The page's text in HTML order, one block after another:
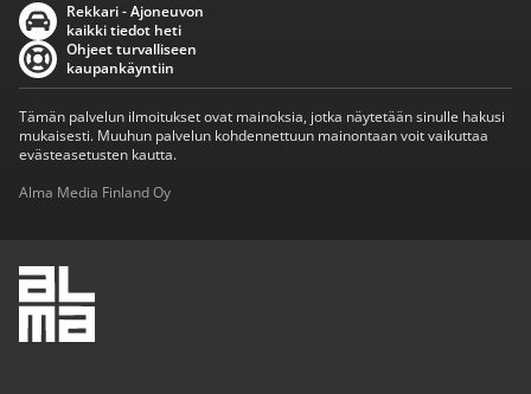
Rekkari - Ajoneuvon
kaikki tiedot heti
Ohjeet turvalliseen
kaupankäyntiin
Tämän palvelun ilmoitukset ovat mainoksia, jotka näytetään sinulle hakusi
mukaisesti. Muuhun palvelun kohdennettuun mainontaan voit vaikuttaa
evästeasetusten kautta.
Alma Media Finland Oy